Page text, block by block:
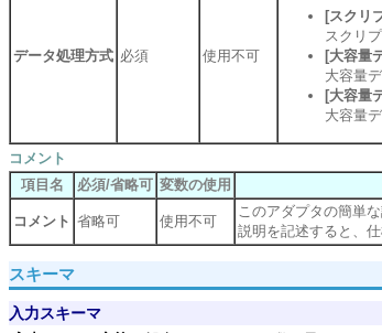
データ処理方式 必須 使用不可
[スクリ
スクリ
[大容量
大容量
[大容量
大容量
コメント
項目名
必須/省略可 変数の使用
コメント 省略可 使用不可
このアダプタの簡単
説明を記述すると、
スキーマ
入力スキーマ